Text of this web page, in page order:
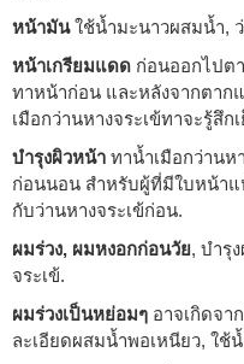
หน้ามันใช้น้ำมะนาวผสมน้ำ,
หน้าเกรียมแดด ก่อนออกไปต
ทาหน้าก่อน และหลังจากตาก
เมือกว่านหางจระเข้ทาจะรู้สึก
บำรุงผิวหน้า ทาน้ำเมือกว่านห
ก่อนนอน สำหรับผู้ที่มีใบหน้า
กับว่านหางจระเข้ก่อน.
ผมร่วง, ผมหงอกก่อนวัย, บำรุ
จระเข้.
ผมร่วงเป็นหย่อมๆ อาจเกิดจา
ละเอียดผสมน้ำพอเหนียว, ใช้